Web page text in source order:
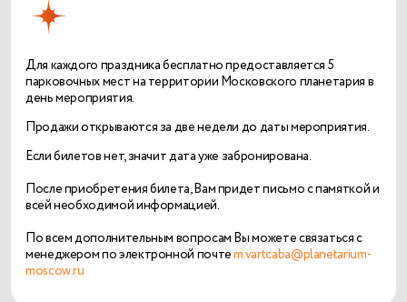
Для каждого праздника бесплатно предоставляется 5
парковочных мест на территории Московского планетария в
день мероприятия.
Про­дажи откры­ва­ются за две недели до даты меро­при­я­тия.
Если билетов нет, значит дата уже забронирована.
После приобретения билета, Вам придет письмо с памяткой и
всей необходимой информацией.
По всем дополнительным вопросам Вы можете связаться с
менеджером по электронной почтеm.vartcaba@planetarium-
moscow.ru